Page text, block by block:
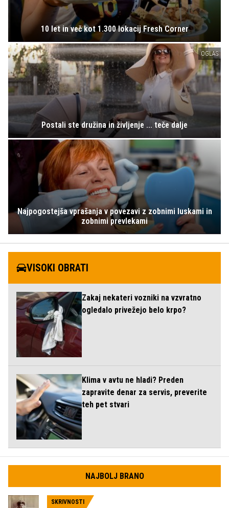
10 let in več kot 1.300 lokacij Fresh Corner
OGLAS
Postali ste družina in življenje ... teče dalje
Najpogostejša vprašanja v povezavi z zobnimi luskami in
zobnimi prevlekami
VISOKI OBRATI
Zakaj nekateri vozniki na vzvratno
ogledalo privežejo belo krpo?
Klima v avtu ne hladi? Preden
zapravite denar za servis, preverite
teh pet stvari
NAJBOLJ BRANO
SKRIVNOSTI